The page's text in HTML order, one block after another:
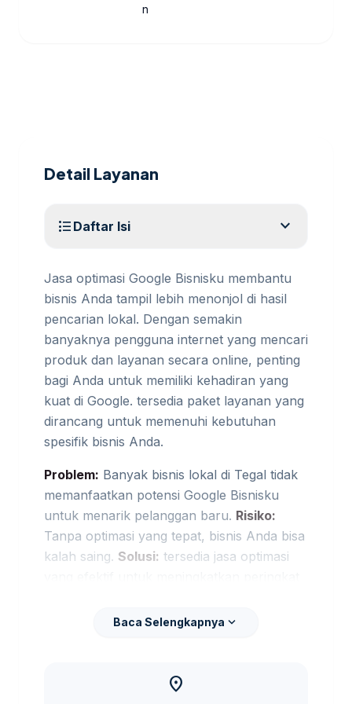
n
Detail Layanan
format_list_bulleted Daftar Isi expand_more
Jasa optimasi Google Bisnisku membantu
bisnis Anda tampil lebih menonjol di hasil
pencarian lokal. Dengan semakin
banyaknya pengguna internet yang mencari
produk dan layanan secara online, penting
bagi Anda untuk memiliki kehadiran yang
kuat di Google. tersedia paket layanan yang
dirancang untuk memenuhi kebutuhan
spesifik bisnis Anda.
Problem: Banyak bisnis lokal di Tegal tidak
memanfaatkan potensi Google Bisnisku
untuk menarik pelanggan baru. Risiko:
Tanpa optimasi yang tepat, bisnis Anda bisa
kalah saing. Solusi: tersedia jasa optimasi
ke layanan terkait,jasa digital marketing
Kenapa Memilih Layanan
Baca Selengkapnya expand_more
location_on